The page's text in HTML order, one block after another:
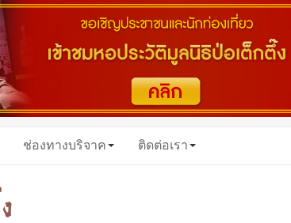
ช่องทางบริจาค ติดต่อเรา